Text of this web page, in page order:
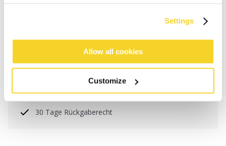
Settings
Allow all cookies
Customize
Bestellungen, die vor 12 Uhr MEZ (Montag bis
Freitag) bei uns eingehen, werden noch am selben
Tag versandt
Kostenlose Lieferung für Bestellungen über 50€
innerhalb Deutschland
30 Tage Rückgaberecht